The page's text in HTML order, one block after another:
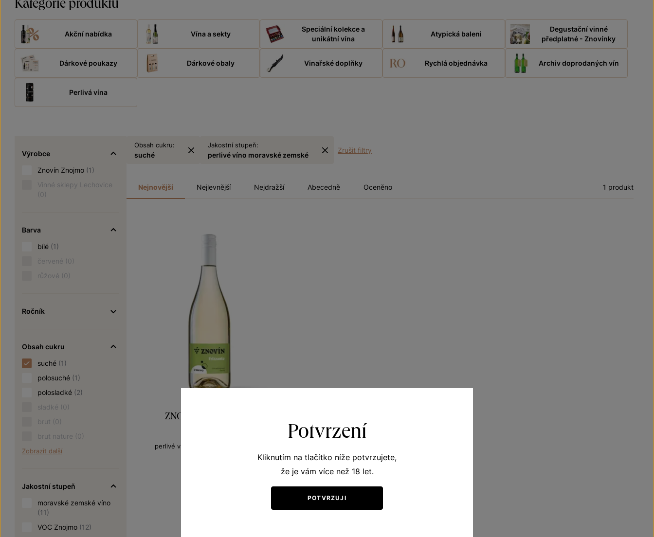
Akční nabídka Vína a sekty
Speciální kolekce a
unikátní vína
Atypická baleni
Degustační vinné
předplatné - Znovínky
Dárkové poukazy Dárkové obaly Vinařské doplňky Rychlá objednávka Archiv doprodaných vín
Perlivá vína
Výrobce
Znovín Znojmo (1)
Vinné sklepy Lechovice
(0)
Barva
bílé (1)
červené (0)
růžové (0)
Ročník
Obsah cukru
suché (1)
polosuché (1)
polosladké (2)
sladké (0)
brut (0)
brut nature (0)
Zobrazit další
Jakostní stupeň
moravské zemské víno
(11)
VOC Znojmo (12)
Obsah cukru:
suché
Jakostní stupeň:
perlivé víno moravské zemské
Zrušit filtry
Nejnovější Nejlevnější Nejdražší Abecedně Oceněno 1 produkt
ZNOVÍN Frizzante bílé
perlivé víno moravské zemské 2025
Potvrzení
Kliknutím na tlačítko níže potvrzujete,
že je vám více než 18 let.
POTVRZUJI